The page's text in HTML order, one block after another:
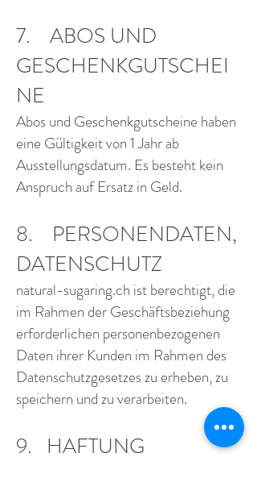
7. ABOS UND
GESCHENKGUTSCHEI
NE
Abos und Geschenkgutscheine haben
eine Gültigkeit von 1 Jahr ab
Ausstellungsdatum. Es besteht kein
Anspruch auf Ersatz in Geld.
8. PERSONENDATEN,
DATENSCHUTZ
natural-sugaring.ch ist berechtigt, die
im Rahmen der Geschäftsbeziehung
erforderlichen personenbezogenen
Daten ihrer Kunden im Rahmen des
Datenschutzgesetzes zu erheben, zu
speichern und zu verarbeiten.
9. HAFTUNG